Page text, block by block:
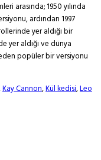
arasında; 1950 yılında
ardından 1997
yer aldığı bir
yer aldığı ve dünya
popüler bir versiyonu
Kay Cannon,Kül kedisi,Leo